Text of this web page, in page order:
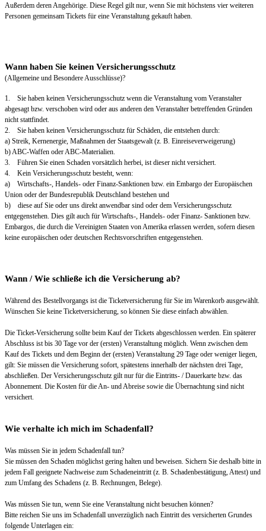
Außerdem deren Angehörige. Diese Regel gilt nur, wenn Sie mit höchstens vier weiteren
Personen gemeinsam Tickets für eine Veranstaltung gekauft haben.
Wann haben Sie keinen Versicherungsschutz
(Allgemeine und Besondere Ausschlüsse)?
1. Sie haben keinen Versicherungsschutz wenn die Veranstaltung vom Veranstalter
abgesagt bzw. verschoben wird oder aus anderen den Veranstalter betreffenden Gründen
nicht stattfindet.
2. Sie haben keinen Versicherungsschutz für Schäden, die entstehen durch:
a) Streik, Kernenergie, Maßnahmen der Staatsgewalt (z. B. Einreiseverweigerung)
b) ABC-Waffen oder ABC-Materialien.
3. Führen Sie einen Schaden vorsätzlich herbei, ist dieser nicht versichert.
4. Kein Versicherungsschutz besteht, wenn:
a) Wirtschafts-, Handels- oder Finanz-Sanktionen bzw. ein Embargo der Europäischen
Union oder der Bundesrepublik Deutschland bestehen und
b) diese auf Sie oder uns direkt anwendbar sind oder dem Versicherungsschutz
entgegenstehen. Dies gilt auch für Wirtschafts-, Handels- oder Finanz- Sanktionen bzw.
Embargos, die durch die Vereinigten Staaten von Amerika erlassen werden, sofern diesen
keine europäischen oder deutschen Rechtsvorschriften entgegenstehen.
Wann / Wie schließe ich die Versicherung ab?
Während des Bestellvorgangs ist die Ticketversicherung für Sie im Warenkorb ausgewählt.
Wünschen Sie keine Ticketversicherung, so können Sie diese einfach abwählen.
Die Ticket-Versicherung sollte beim Kauf der Tickets abgeschlossen werden. Ein späterer
Abschluss ist bis 30 Tage vor der (ersten) Veranstaltung möglich. Wenn zwischen dem
Kauf des Tickets und dem Beginn der (ersten) Veranstaltung 29 Tage oder weniger liegen,
gilt: Sie müssen die Versicherung sofort, spätestens innerhalb der nächsten drei Tage,
abschließen. Der Versicherungsschutz gilt nur für die Eintritts- / Dauerkarte bzw. das
Abonnement. Die Kosten für die An- und Abreise sowie die Übernachtung sind nicht
versichert.
Wie verhalte ich mich im Schadenfall?
Was müssen Sie in jedem Schadenfall tun?
Sie müssen den Schaden möglichst gering halten und beweisen. Sichern Sie deshalb bitte in
jedem Fall geeignete Nachweise zum Schadeneintritt (z. B. Schadenbestätigung, Attest) und
zum Umfang des Schadens (z. B. Rechnungen, Belege).
Was müssen Sie tun, wenn Sie eine Veranstaltung nicht besuchen können?
Bitte reichen Sie uns im Schadenfall unverzüglich nach Eintritt des versicherten Grundes
folgende Unterlagen ein: